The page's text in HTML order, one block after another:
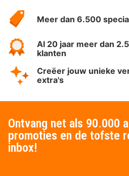
HotelSpecials
Meer dan 6.500
Al 20 jaar meer dan
klanten
Creëer jouw unieke
extra's
Ontvang net als 90.000
promoties en de tofste
inbox!